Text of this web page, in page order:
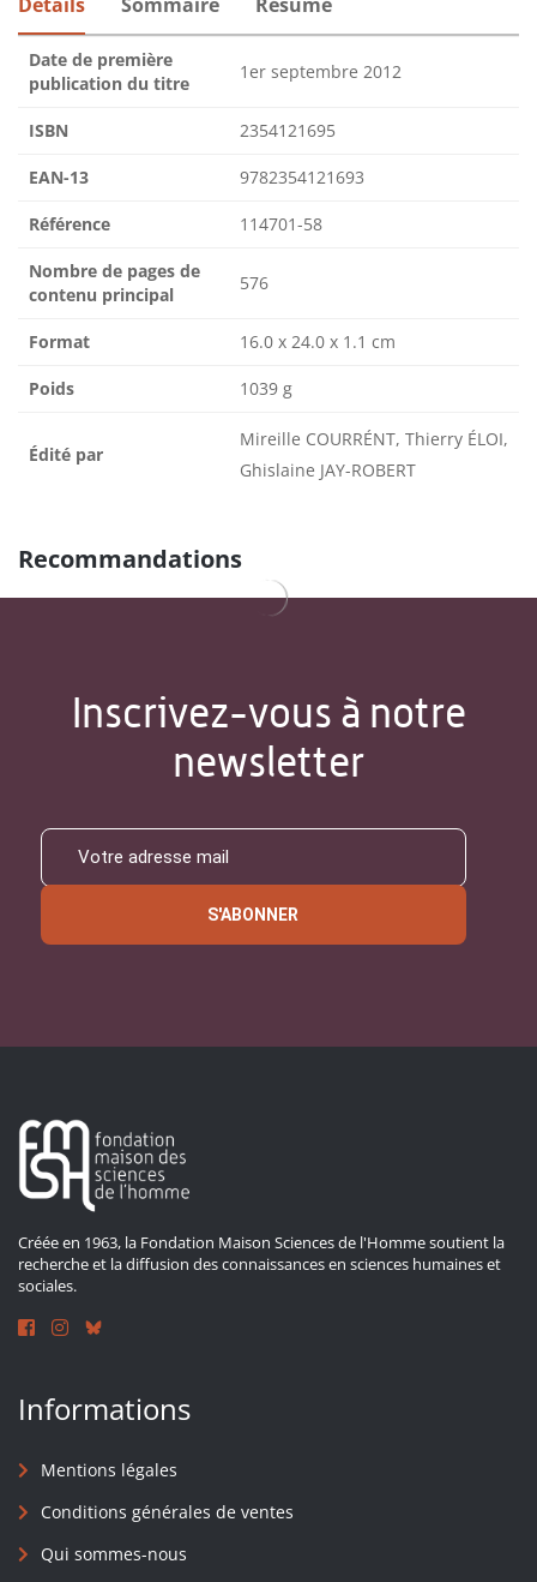
Date de première
publication du titre
1er septembre 2012
ISBN 2354121695
EAN-13 9782354121693
Référence 114701-58
Nombre de pages de
contenu principal
576
Format 16.0 x 24.0 x 1.1 cm
Poids 1039 g
Édité par
Mireille COURRÉNT, Thierry ÉLOI,
Ghislaine JAY-ROBERT
Recommandations
Inscrivez-vous à notre
newsletter
S'ABONNER
Créée en 1963, la Fondation Maison Sciences de l'Homme soutient la
recherche et la diffusion des connaissances en sciences humaines et
sociales.
Informations
Mentions légales
Conditions générales de ventes
Qui sommes-nous